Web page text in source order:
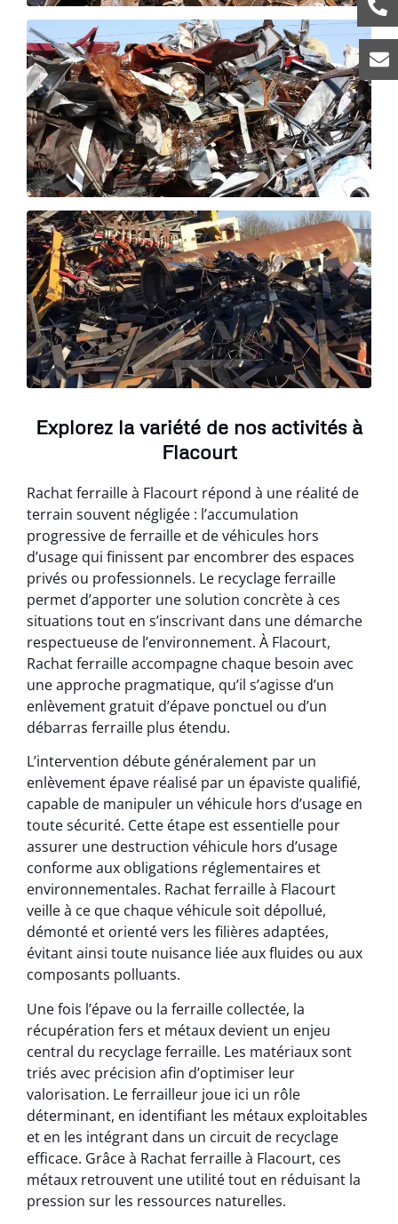
Explorez la variété de nos activités à
Flacourt
Rachat ferraille à Flacourt répond à une réalité de
terrain souvent négligée : l’accumulation
progressive de ferraille et de véhicules hors
d’usage qui finissent par encombrer des espaces
privés ou professionnels. Le recyclage ferraille
permet d’apporter une solution concrète à ces
situations tout en s’inscrivant dans une démarche
respectueuse de l’environnement. À Flacourt,
Rachat ferraille accompagne chaque besoin avec
une approche pragmatique, qu’il s’agisse d’un
enlèvement gratuit d’épave ponctuel ou d’un
débarras ferraille plus étendu.
L’intervention débute généralement par un
enlèvement épave réalisé par un épaviste qualifié,
capable de manipuler un véhicule hors d’usage en
toute sécurité. Cette étape est essentielle pour
assurer une destruction véhicule hors d’usage
conforme aux obligations réglementaires et
environnementales. Rachat ferraille à Flacourt
veille à ce que chaque véhicule soit dépollué,
démonté et orienté vers les filières adaptées,
évitant ainsi toute nuisance liée aux fluides ou aux
composants polluants.
Une fois l’épave ou la ferraille collectée, la
récupération fers et métaux devient un enjeu
central du recyclage ferraille. Les matériaux sont
triés avec précision afin d’optimiser leur
valorisation. Le ferrailleur joue ici un rôle
déterminant, en identifiant les métaux exploitables
et en les intégrant dans un circuit de recyclage
efficace. Grâce à Rachat ferraille à Flacourt, ces
métaux retrouvent une utilité tout en réduisant la
pression sur les ressources naturelles.